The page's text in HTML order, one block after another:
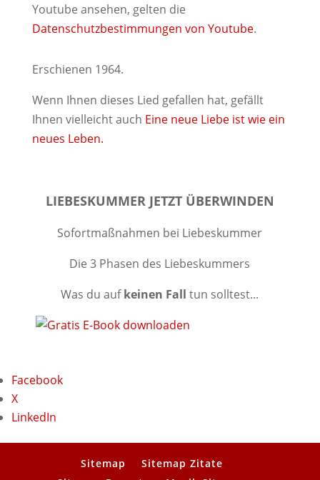
Youtube ansehen, gelten die
Datenschutzbestimmungen von Youtube.
Erschienen 1964.
Wenn Ihnen dieses Lied gefallen hat, gefällt
Ihnen vielleicht auch Eine neue Liebe ist wie ein
neues Leben.
LIEBESKUMMER JETZT ÜBERWINDEN
Sofortmaßnahmen bei Liebeskummer
Die 3 Phasen des Liebeskummers
Was du aufkeinen Fall tun solltest...
Facebook
X
LinkedIn
Sitemap
Sitemap Zitate